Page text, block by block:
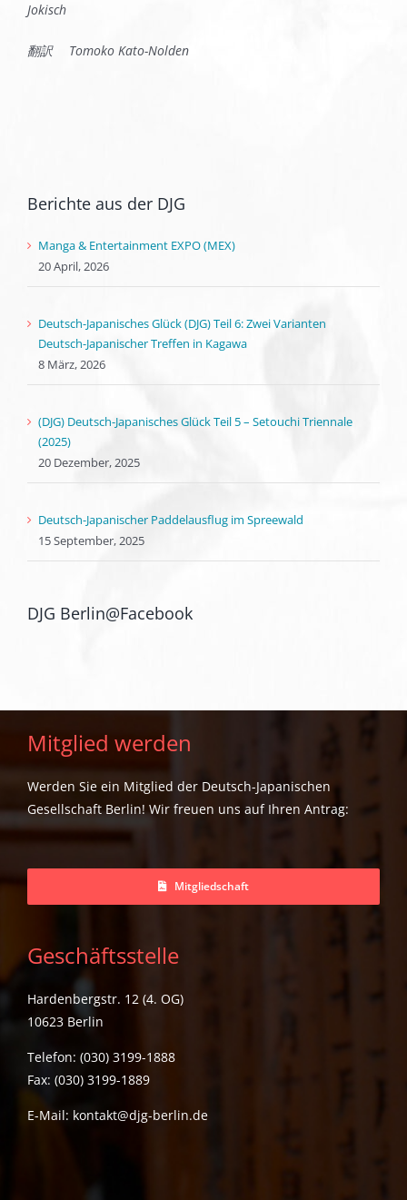
Jokisch
翻訳 Tomoko Kato-Nolden
Berichte aus der DJG
Manga & Entertainment EXPO (MEX)
20 April, 2026
Deutsch-Japanisches Glück (DJG) Teil 6: Zwei Varianten
Deutsch-Japanischer Treffen in Kagawa
8 März, 2026
(DJG) Deutsch-Japanisches Glück Teil 5 – Setouchi Triennale
(2025)
20 Dezember, 2025
Deutsch-Japanischer Paddelausflug im Spreewald
15 September, 2025
DJG Berlin@Facebook
Mitglied werden
Werden Sie ein Mitglied der Deutsch-Japanischen
Gesellschaft Berlin! Wir freuen uns auf Ihren Antrag:
Mitgliedschaft
Geschäftsstelle
Hardenbergstr. 12 (4. OG)
10623 Berlin
Telefon: (030) 3199-1888
Fax: (030) 3199-1889
E-Mail: kontakt@djg-berlin.de